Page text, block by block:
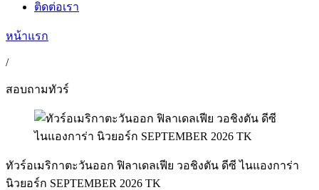
ติดต่อเรา
หน้าแรก
/
สอบถามทัวร์
ทัวร์อเมริกาตะวันออก ฟิลาเดลเฟีย วอชิงตัน ดีซี ไนแองการ่า
นิวยอร์ก SEPTEMBER 2026 TK